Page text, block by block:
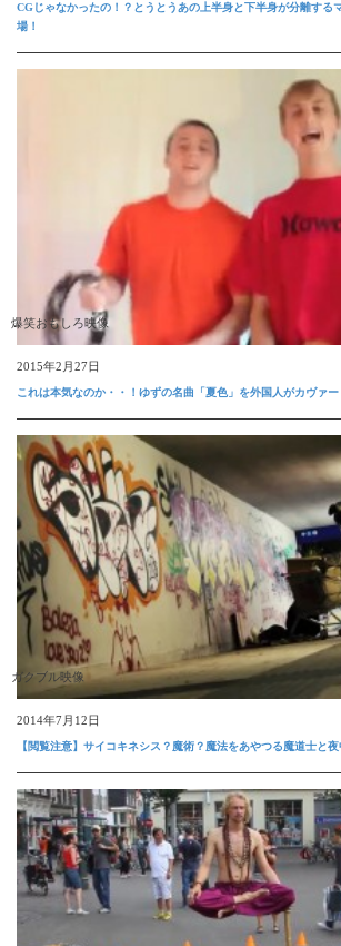
CGじゃなかったの！？とうとうあの上半身と下半身が分離する
場！
爆笑おもしろ映像
2015年2月27日
これは本気なのか・・！ゆずの名曲「夏色」を外国人がカヴァー
ガクブル映像
2014年7月12日
【閲覧注意】サイコキネシス？魔術？魔法をあやつる魔道士と